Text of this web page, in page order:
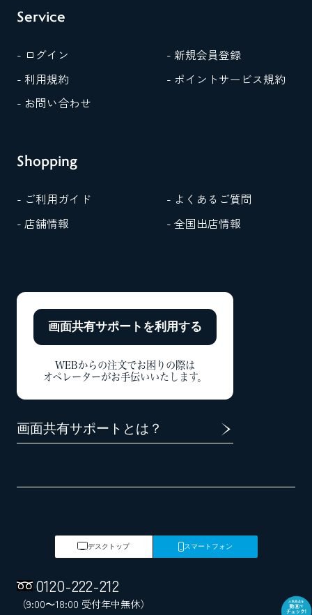
Service
- ログイン
- 新規会員登録
- 利用規約
- ポイントサービス規約
- お問い合わせ
Shopping
- ご利用ガイド
- よくあるご質問
- 店舗情報
- 全国出店情報
画面共有サポートを利用する
WEBからの注文でお困りの際は
オペレーターがお手伝いいたします。
画面共有サポートとは？
デスクトップ スマートフォン
0120-222-212
（9:00～18:00 受付年中無休）